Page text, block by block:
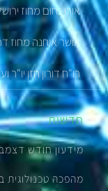
אורי נחום מחוז
אושר אוחנה מחוז
רו"ח דורון חזן יו"ר
חדשות
מידעון חודש דצמבר
מהפכה טכנולוגית